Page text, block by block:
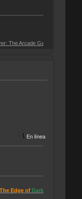
Game [Imagen CD]
En línea
Darkness|Caesar III